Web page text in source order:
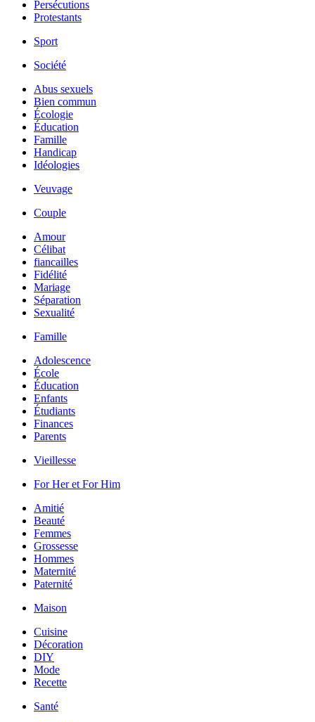
Persécutions
Protestants
Sport
Société
Abus sexuels
Bien commun
Écologie
Éducation
Famille
Handicap
Idéologies
Veuvage
Couple
Amour
Célibat
fiancailles
Fidélité
Mariage
Séparation
Sexualité
Famille
Adolescence
École
Éducation
Enfants
Étudiants
Finances
Parents
Vieillesse
For Her et For Him
Amitié
Beauté
Femmes
Grossesse
Hommes
Maternité
Paternité
Maison
Cuisine
Décoration
DIY
Mode
Recette
Santé